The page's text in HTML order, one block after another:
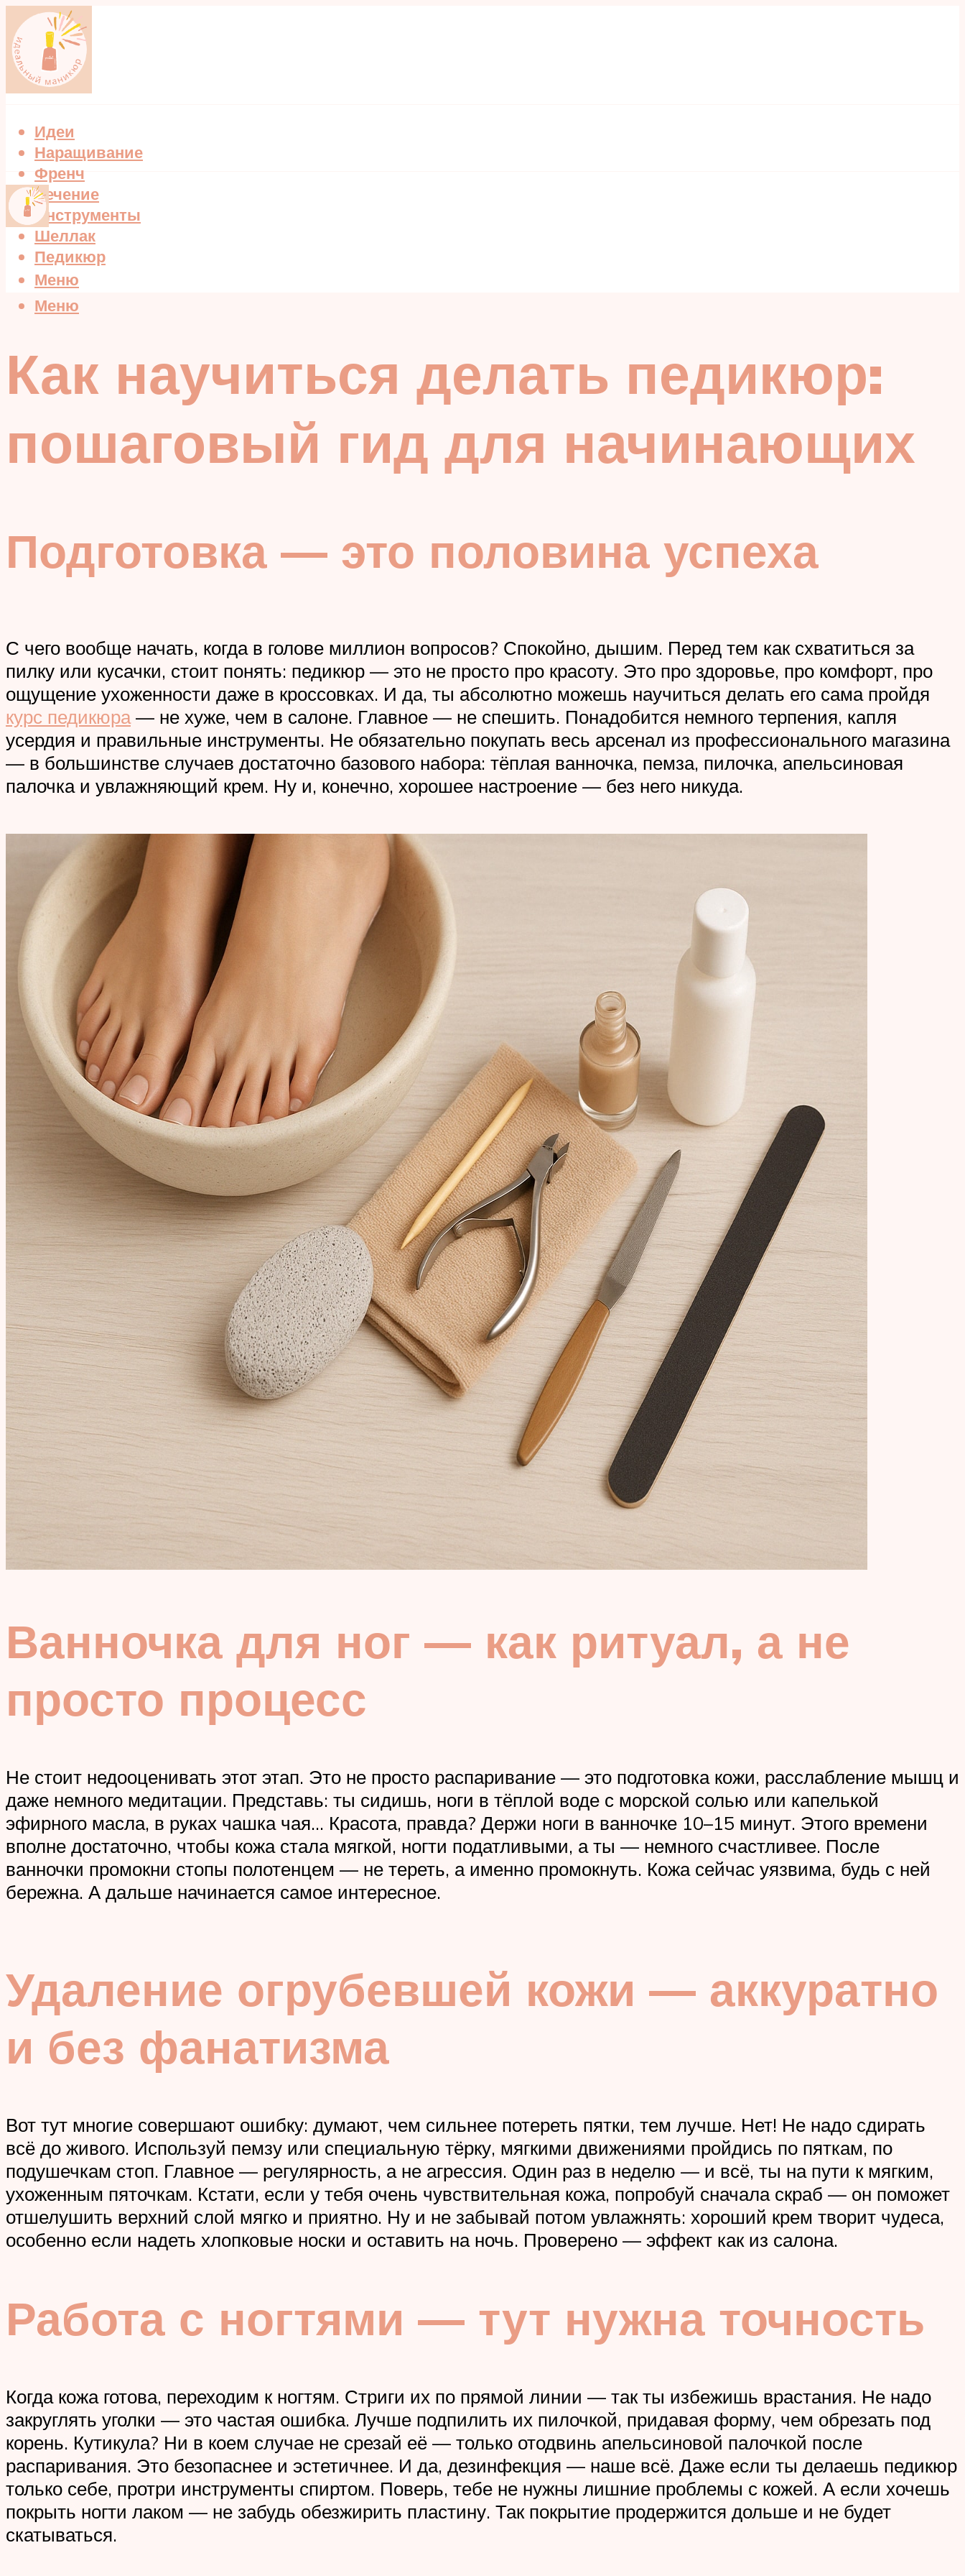
Идеи
Наращивание
Френч
Лечение
Инструменты
Шеллак
Педикюр
Меню
Меню
Как научиться делать педикюр:
пошаговый гид для начинающих
Подготовка — это половина успеха
С чего вообще начать, когда в голове миллион вопросов? Спокойно, дышим. Перед тем как схватиться за
пилку или кусачки, стоит понять: педикюр — это не просто про красоту. Это про здоровье, про комфорт, про
ощущение ухоженности даже в кроссовках. И да, ты абсолютно можешь научиться делать его сама пройдя
курс педикюра— не хуже, чем в салоне. Главное — не спешить. Понадобится немного терпения, капля
усердия и правильные инструменты. Не обязательно покупать весь арсенал из профессионального магазина
— в большинстве случаев достаточно базового набора: тёплая ванночка, пемза, пилочка, апельсиновая
палочка и увлажняющий крем. Ну и, конечно, хорошее настроение — без него никуда.
Ванночка для ног — как ритуал, а не
просто процесс
Не стоит недооценивать этот этап. Это не просто распаривание — это подготовка кожи, расслабление мышц и
даже немного медитации. Представь: ты сидишь, ноги в тёплой воде с морской солью или капелькой
эфирного масла, в руках чашка чая… Красота, правда? Держи ноги в ванночке 10–15 минут. Этого времени
вполне достаточно, чтобы кожа стала мягкой, ногти податливыми, а ты — немного счастливее. После
ванночки промокни стопы полотенцем — не тереть, а именно промокнуть. Кожа сейчас уязвима, будь с ней
бережна. А дальше начинается самое интересное.
Удаление огрубевшей кожи — аккуратно
и без фанатизма
Вот тут многие совершают ошибку: думают, чем сильнее потереть пятки, тем лучше. Нет! Не надо сдирать
всё до живого. Используй пемзу или специальную тёрку, мягкими движениями пройдись по пяткам, по
подушечкам стоп. Главное — регулярность, а не агрессия. Один раз в неделю — и всё, ты на пути к мягким,
ухоженным пяточкам. Кстати, если у тебя очень чувствительная кожа, попробуй сначала скраб — он поможет
отшелушить верхний слой мягко и приятно. Ну и не забывай потом увлажнять: хороший крем творит чудеса,
особенно если надеть хлопковые носки и оставить на ночь. Проверено — эффект как из салона.
Работа с ногтями — тут нужна точность
Когда кожа готова, переходим к ногтям. Стриги их по прямой линии — так ты избежишь врастания. Не надо
закруглять уголки — это частая ошибка. Лучше подпилить их пилочкой, придавая форму, чем обрезать под
корень. Кутикула? Ни в коем случае не срезай её — только отодвинь апельсиновой палочкой после
распаривания. Это безопаснее и эстетичнее. И да, дезинфекция — наше всё. Даже если ты делаешь педикюр
только себе, протри инструменты спиртом. Поверь, тебе не нужны лишние проблемы с кожей. А если хочешь
покрыть ногти лаком — не забудь обезжирить пластину. Так покрытие продержится дольше и не будет
скатываться.